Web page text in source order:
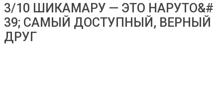
3/10 ШИКАМАРУ — ЭТО НАРУТО&#
39; САМЫЙ ДОСТУПНЫЙ, ВЕРНЫЙ
ДРУГ